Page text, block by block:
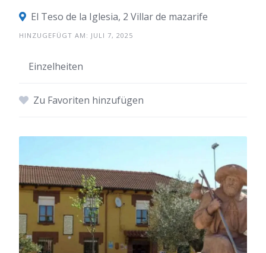
El Teso de la Iglesia, 2 Villar de mazarife
HINZUGEFÜGT AM: JULI 7, 2025
Einzelheiten
Zu Favoriten hinzufügen